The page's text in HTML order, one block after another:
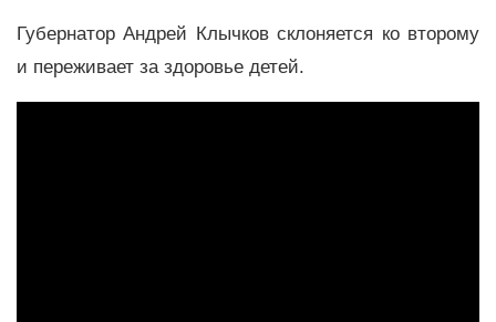
Губернатор Андрей Клычков склоняется ко второму
и переживает за здоровье детей.